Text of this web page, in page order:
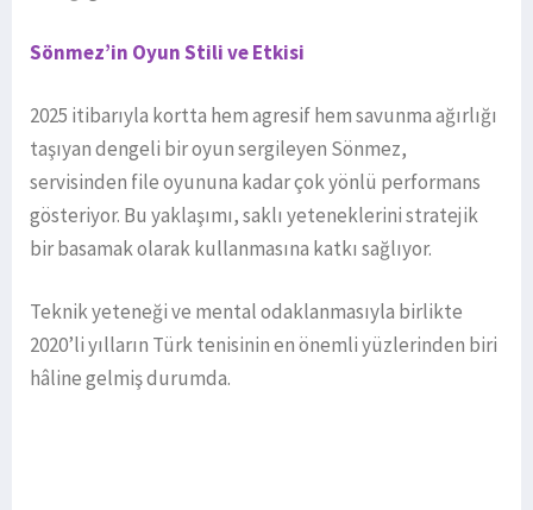
Sönmez’in Oyun Stili ve Etkisi
2025 itibarıyla kortta hem agresif hem savunma ağırlığı
taşıyan dengeli bir oyun sergileyen Sönmez,
servisinden file oyununa kadar çok yönlü performans
gösteriyor. Bu yaklaşımı, saklı yeteneklerini stratejik
bir basamak olarak kullanmasına katkı sağlıyor.
Teknik yeteneği ve mental odaklanmasıyla birlikte
2020’li yılların Türk tenisinin en önemli yüzlerinden biri
hâline gelmiş durumda.